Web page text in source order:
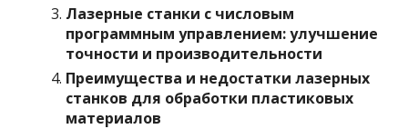
Лазерные станки с числовым
программным управлением: улучшение
точности и производительности
Преимущества и недостатки лазерных
станков для обработки пластиковых
материалов